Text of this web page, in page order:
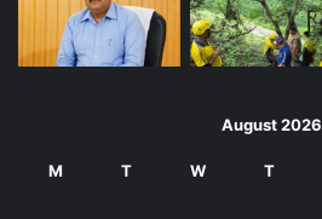
August 2026
M T W T